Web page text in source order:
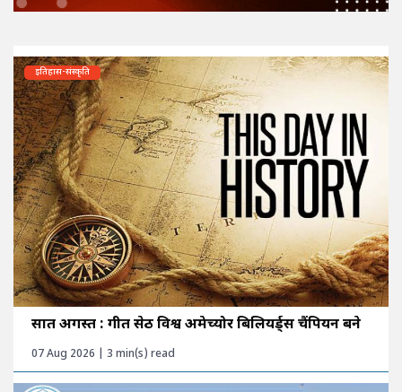
इतिहास-संस्कृति
सात अगस्त : गीत सेठी विश्व अमेच्योर बिलियर्ड्स चैंपियन बने
07 Aug 2026 | 3 min(s) read